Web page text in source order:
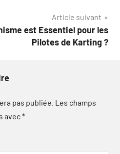
Article suivant
est Essentiel pour les
Pilotes de Karting ?
pas publiée. Les champs
avec*